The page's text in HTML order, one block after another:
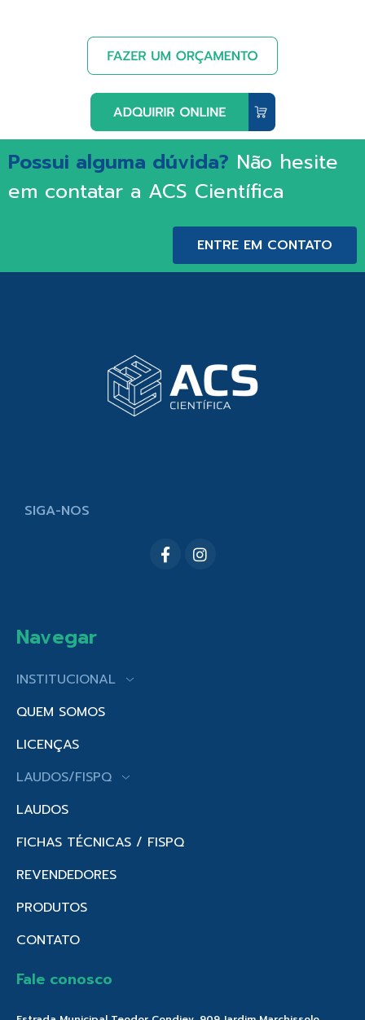
Possui alguma dúvida? Não hesite
em contatar a ACS Científica
ENTRE EM CONTATO
SIGA-NOS
Navegar
INSTITUCIONAL
QUEM SOMOS
LICENÇAS
LAUDOS/FISPQ
LAUDOS
FICHAS TÉCNICAS / FISPQ
REVENDEDORES
PRODUTOS
CONTATO
Fale conosco